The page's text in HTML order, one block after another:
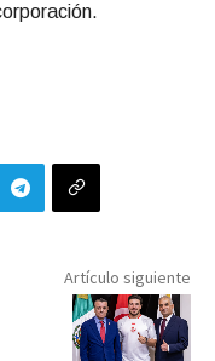
Artículo siguiente